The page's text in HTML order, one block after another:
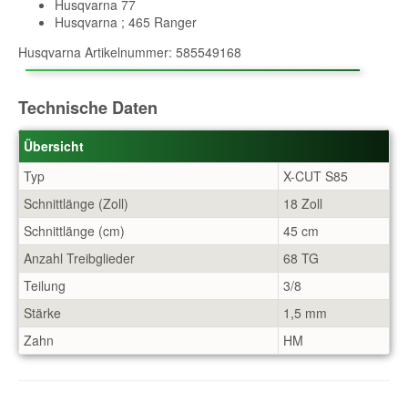
Husqvarna 77
Husqvarna ; 465 Ranger
Husqvarna Artikelnummer: 585549168
Technische Daten
Übersicht
Typ
X-CUT S85
Schnittlänge (Zoll)
18 Zoll
Schnittlänge (cm)
45 cm
Anzahl Treibglieder
68 TG
Teilung
3/8
Stärke
1,5 mm
Zahn
HM